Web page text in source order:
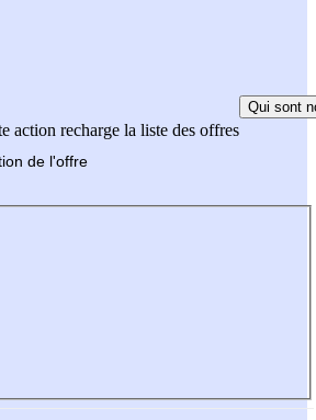
action recharge la liste des offres
Qui sont
de l'offre